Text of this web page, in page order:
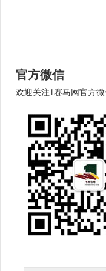
官方微信
欢迎关注1赛马网官方